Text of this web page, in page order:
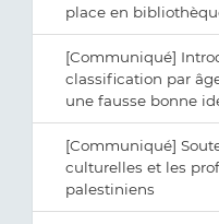
place en
[Communiqué]
classification par
une fausse bonne
[Communiqué]
culturelles et les
palestiniens